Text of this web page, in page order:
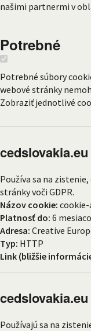
našimi partnermi v
Potrebné
Potrebné súbory
webové stránky
Zobraziť jednotlivé
cedslovakia.eu
Používa sa na
stránky voči GDPR.
Názov cookie:
Platnosť do: 6
Adresa: Creative
Typ: HTTP
Link (bližšie
cedslovakia.eu
Používajú sa na